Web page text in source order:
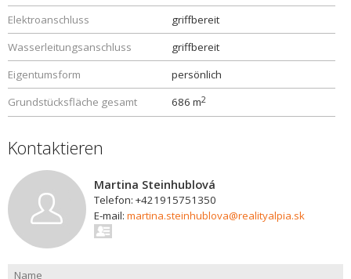
Elektroanschluss
griffbereit
Wasserleitungsanschluss
griffbereit
Eigentumsform
persönlich
Grundstücksfläche gesamt
686 m2
Kontaktieren
Martina Steinhublová
Telefon: +421915751350
E-mail: martina.steinhublova@realityalpia.sk